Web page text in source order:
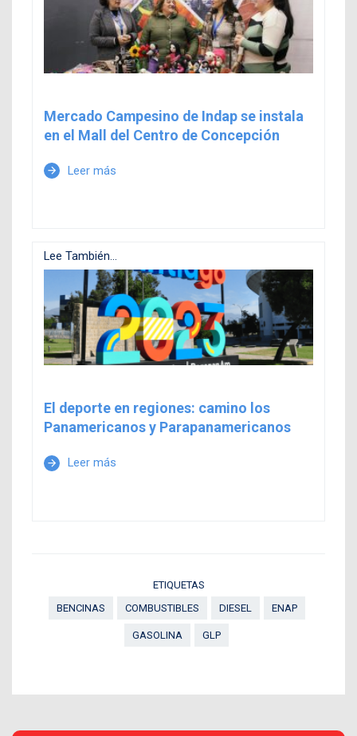
Mercado Campesino de Indap se instala
en el Mall del Centro de Concepción
arrow_forward Leer más
Lee También...
El deporte en regiones: camino los
Panamericanos y Parapanamericanos
arrow_forward Leer más
ETIQUETAS
BENCINAS
COMBUSTIBLES DIESEL ENAP
GASOLINA GLP